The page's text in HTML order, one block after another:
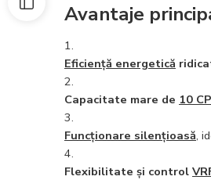
Avantaje
Eficiență energetică
Capacitate mare de 10 CP
Funcționare silențioasă,
Flexibilitate și control